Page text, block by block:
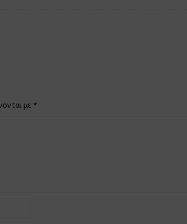
με *